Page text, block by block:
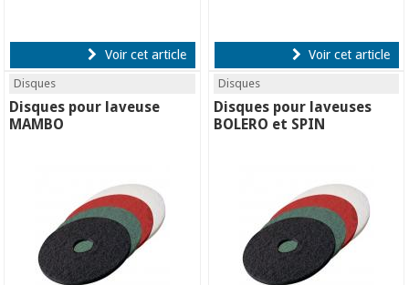
Voir cet article Voir cet article
Disques
Disques pour laveuse
MAMBO
Disques
Disques pour laveuses
BOLERO et SPIN